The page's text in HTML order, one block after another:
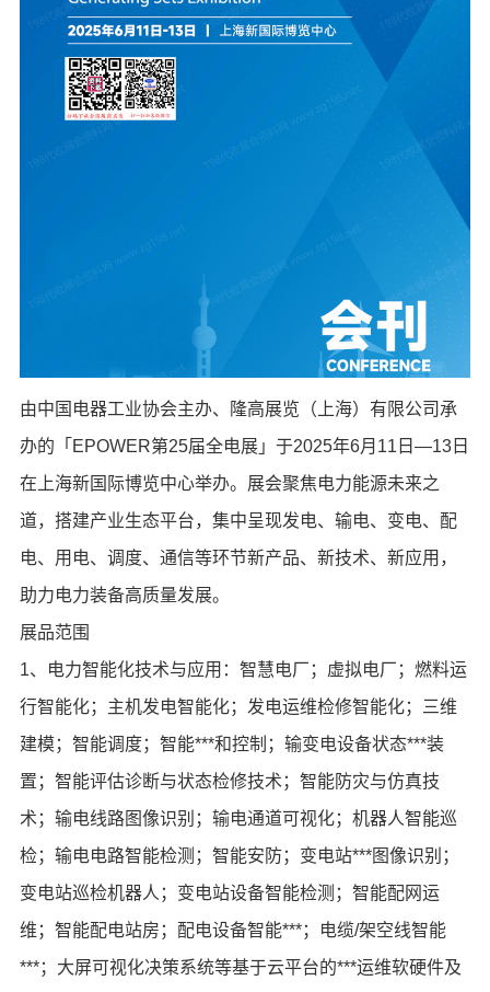
由中国电器工业协会主办、隆高展览（上海）有限公司承
办的「EPOWER第25届全电展」于2025年6月11日—13日
在上海新国际博览中心举办。展会聚焦电力能源未来之
道，搭建产业生态平台，集中呈现发电、输电、变电、配
电、用电、调度、通信等环节新产品、新技术、新应用，
助力电力装备高质量发展。
展品范围
1、电力智能化技术与应用：智慧电厂；虚拟电厂；燃料运
行智能化；主机发电智能化；发电运维检修智能化；三维
建模；智能调度；智能***和控制；输变电设备状态***装
置；智能评估诊断与状态检修技术；智能防灾与仿真技
术；输电线路图像识别；输电通道可视化；机器人智能巡
检；输电电路智能检测；智能安防；变电站***图像识别；
变电站巡检机器人；变电站设备智能检测；智能配网运
维；智能配电站房；配电设备智能***；电缆/架空线智能
***；大屏可视化决策系统等基于云平台的***运维软硬件及